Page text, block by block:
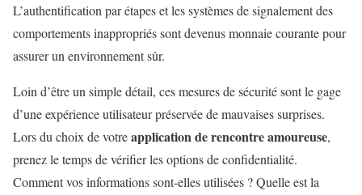
L’authentification par étapes et les systèmes de signalement des
comportements inappropriés sont devenus monnaie courante pour
assurer un environnement sûr.
Loin d’être un simple détail, ces mesures de sécurité sont le gage
d’une expérience utilisateur préservée de mauvaises surprises.
Lors du choix de votreapplication de rencontre amoureuse,
prenez le temps de vérifier les options de confidentialité.
Comment vos informations sont-elles utilisées ? Quelle est la